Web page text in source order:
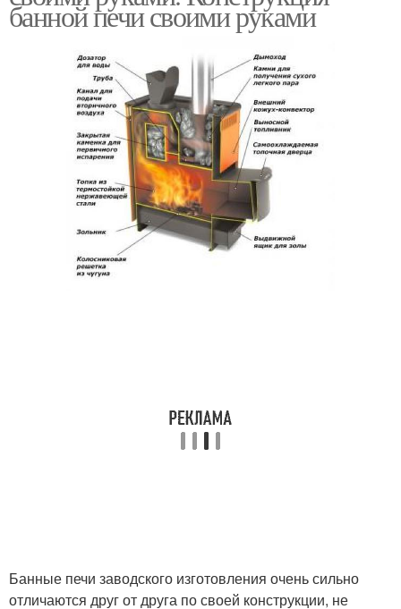
банной печи своими руками
Банные печи заводского изготовления очень сильно
отличаются друг от друга по своей конструкции, не